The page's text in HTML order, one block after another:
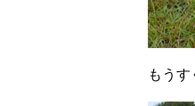
もう